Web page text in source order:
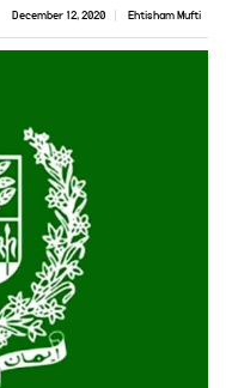
Ehtisham Mufti
December 12, 2020